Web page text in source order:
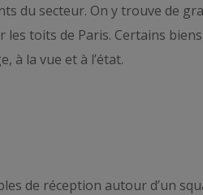
du secteur. On y trouve de
toits de Paris. Certains
à la vue et à l’état.
de réception autour d’un